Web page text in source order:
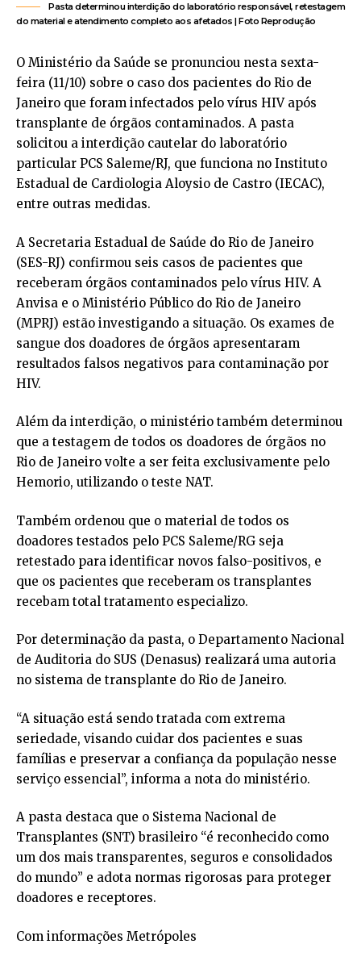
Pasta determinou interdição do laboratório responsável, retestagem
do material e atendimento completo aos afetados | Foto Reprodução
O Ministério da Saúde se pronunciou nesta sexta-
feira (11/10) sobre o caso dos pacientes do Rio de
Janeiro que foram infectados pelo vírus HIV após
transplante de órgãos contaminados. A pasta
solicitou a interdição cautelar do laboratório
particular PCS Saleme/RJ, que funciona no Instituto
Estadual de Cardiologia Aloysio de Castro (IECAC),
entre outras medidas.
A Secretaria Estadual de Saúde do Rio de Janeiro
(SES-RJ) confirmou seis casos de pacientes que
receberam órgãos contaminados pelo vírus HIV. A
Anvisa e o Ministério Público do Rio de Janeiro
(MPRJ) estão investigando a situação. Os exames de
sangue dos doadores de órgãos apresentaram
resultados falsos negativos para contaminação por
HIV.
Além da interdição, o ministério também determinou
que a testagem de todos os doadores de órgãos no
Rio de Janeiro volte a ser feita exclusivamente pelo
Hemorio, utilizando o teste NAT.
Também ordenou que o material de todos os
doadores testados pelo PCS Saleme/RG seja
retestado para identificar novos falso-positivos, e
que os pacientes que receberam os transplantes
recebam total tratamento especializo.
Por determinação da pasta, o Departamento Nacional
de Auditoria do SUS (Denasus) realizará uma autoria
no sistema de transplante do Rio de Janeiro.
“A situação está sendo tratada com extrema
seriedade, visando cuidar dos pacientes e suas
famílias e preservar a confiança da população nesse
serviço essencial”, informa a nota do ministério.
A pasta destaca que o Sistema Nacional de
Transplantes (SNT) brasileiro “é reconhecido como
um dos mais transparentes, seguros e consolidados
do mundo” e adota normas rigorosas para proteger
doadores e receptores.
Com informações Metrópoles